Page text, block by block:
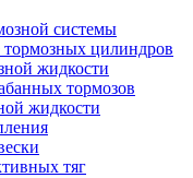
системы
цилиндров
жидкости
тормозов
жидкости
тяг